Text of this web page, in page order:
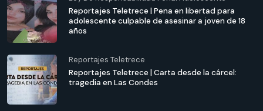
Reportajes Teletrece | Pena en libertad para
adolescente culpable de asesinar a joven de 18
años
Reportajes Teletrece
Reportajes Teletrece | Carta desde la cárcel:
tragedia en Las Condes